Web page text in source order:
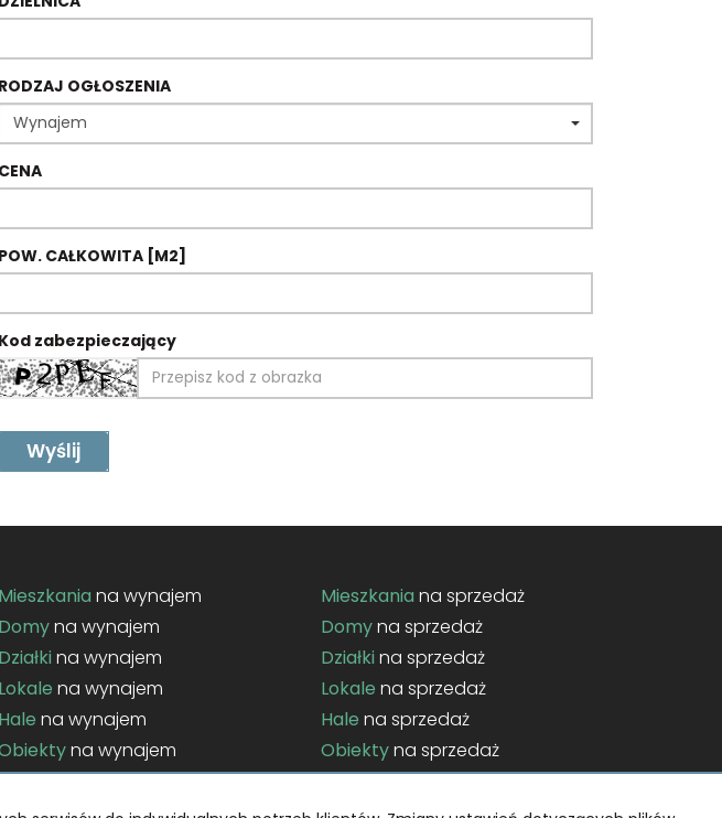
RODZAJ OGŁOSZENIA
CENA
POW. CAŁKOWITA [M2]
Kod zabezpieczający
Mieszkania na wynajem
Domyna wynajem
Działki na wynajem
Lokale na wynajem
Hale na wynajem
na wynajem
Mieszkania na sprzedaż
Domyna sprzedaż
Działki na sprzedaż
Lokale na sprzedaż
Hale na sprzedaż
Obiektyna sprzedaż